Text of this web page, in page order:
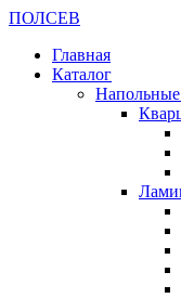
ПОЛСЕВ
Главная
Каталог